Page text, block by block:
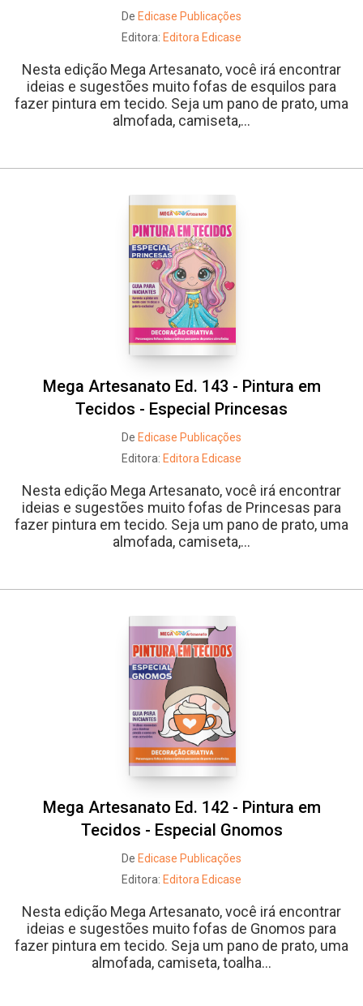
De Edicase Publicações
Editora: Editora Edicase
Nesta edição Mega Artesanato, você irá encontrar
ideias e sugestões muito fofas de esquilos para
fazer pintura em tecido. Seja um pano de prato, uma
almofada, camiseta,...
Mega Artesanato Ed. 143 - Pintura em
Tecidos - Especial Princesas
De Edicase Publicações
Editora: Editora Edicase
Nesta edição Mega Artesanato, você irá encontrar
ideias e sugestões muito fofas de Princesas para
fazer pintura em tecido. Seja um pano de prato, uma
almofada, camiseta,...
Mega Artesanato Ed. 142 - Pintura em
Tecidos - Especial Gnomos
De Edicase Publicações
Editora: Editora Edicase
Nesta edição Mega Artesanato, você irá encontrar
ideias e sugestões muito fofas de Gnomos para
fazer pintura em tecido. Seja um pano de prato, uma
almofada, camiseta, toalha...